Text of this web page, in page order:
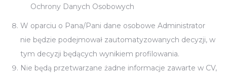
Ochrony Danych Osobowych
W oparciu o Pana/Pani dane osobowe Administrator
nie będzie podejmował zautomatyzowanych decyzji, w
tym decyzji będących wynikiem profilowania.
Nie będą przetwarzane żadne informacje zawarte w CV,